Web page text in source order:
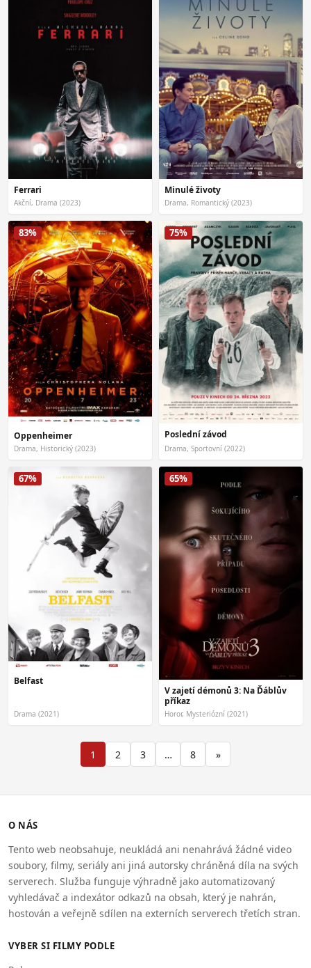
Ferrari
Akční, Drama (2023)
Minulé životy
Drama, Romantický (2023)
83%
Oppenheimer
Drama, Historický (2023)
75%
Poslední závod
Drama, Sportovní (2022)
67%
Belfast
Drama (2021)
65%
V zajetí démonů 3: Na Ďáblův
příkaz
Horor, Mysteriózní (2021)
1 2 3 … 8 »
O NÁS
Tento web neobsahuje, neukládá ani nenahrává žádné video
soubory, filmy, seriály ani jiná autorsky chráněná díla na svých
serverech. Služba funguje výhradně jako automatizovaný
vyhledávač a indexátor odkazů na obsah, který je nahrán,
hostován a veřejně sdílen na externích serverech třetích stran.
VYBER SI FILMY PODLE